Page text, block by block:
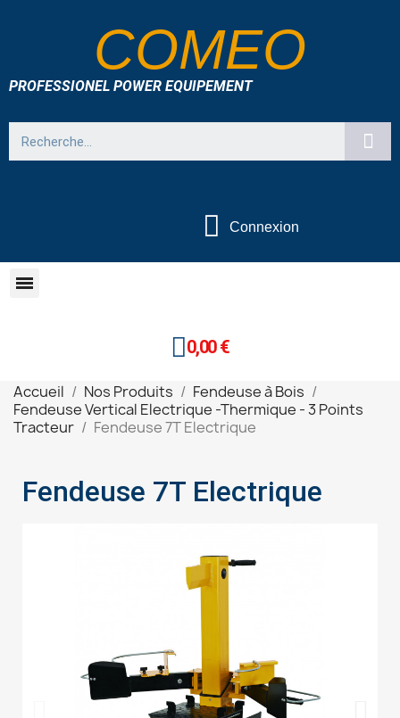
COMEO
PROFESSIONEL POWER EQUIPEMENT
Connexion
0,00 €
Accueil Nos Produits
Fendeuse à Bois
Fendeuse Vertical Electrique -Thermique - 3 Points
Tracteur
Fendeuse 7T Electrique
Fendeuse 7T Electrique